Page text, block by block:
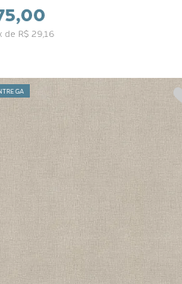
,00
de R$ 2916